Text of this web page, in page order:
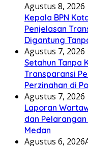
Agustus 8, 2026
Kepala BPN
Penjelasan
Digantung
Agustus 7, 2026
Setahun Tanpa
Transparansi
Perzinahan di
Agustus 7, 2026
Laporan
dan
Medan
Agustus 6, 2026